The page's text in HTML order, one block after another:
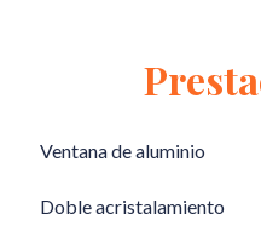
Ventana de aluminio
Doble acristalamiento